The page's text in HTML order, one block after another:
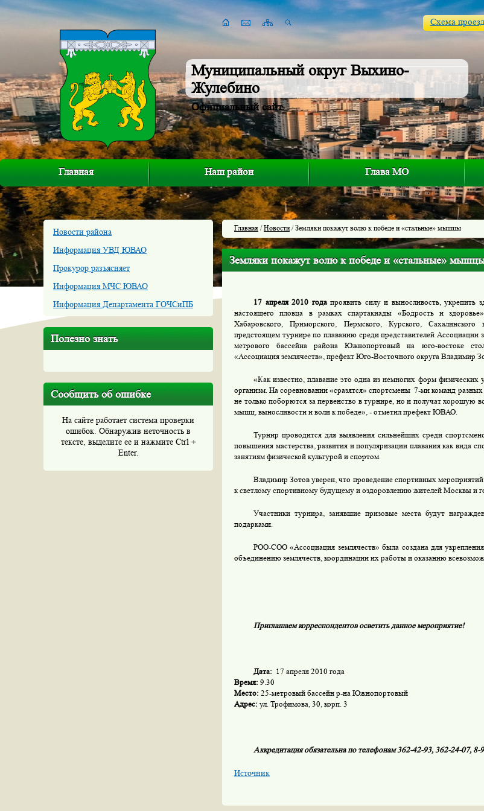
Муниципальный округ Выхино-
Жулебино
Официальный сайт
Схема
Главная Наш район Глава МО
Новости района
Информация УВД ЮВАО
Прокурор разъясняет
Информация МЧС ЮВАО
Информация Департамента ГОЧСиПБ
Полезно знать
Сообщить об ошибке
На сайте работает система проверки
ошибок. Обнаружив неточность в
тексте, выделите ее и нажмите Ctrl +
Enter.
Главная /Новости/ Земляки покажут волю к победе и «стальные» мышцы
Земляки покажут волю к победе и «стальные»
17 апреля 2010 годапроявить силу и выносливость, укрепить
настоящего пловца в рамках спартакиады «Бодрость и
Хабаровского, Приморского, Пермского, Курского,
предстоящем турнире по плаванию среди представителей Ассоциации
метрового бассейнарайона Южнопортовый на юго-востоке
«Ассоциация землячеств», префект Юго-Восточного округа Владимир
«Как известно, плавание это одна из немногих форм физических
организм. На соревновании «сразятся» спортсмены 7-ми команд разных
не только поборются за первенство в турнире, но и получат хорошую
мышц, выносливости и воли к победе», - отметил префект ЮВАО.
Турнир проводится для выявления сильнейших среди
повышения мастерства, развития и популяризации плавания как вида
занятиям физической культурой и спортом.
Владимир Зотов уверен, что проведение спортивных мероприятий
к светлому спортивному будущему и оздоровлению жителей Москвы и
Участники турнира, занявшие призовые места будут
подарками.
РОО-СОО «Ассоциация землячеств» была создана для укрепления
объединению землячеств, координации их работы и оказанию
Приглашаем корреспондентов осветить данное мероприятие!
Дата: 17 апреля 2010 года
Время: 9.30
Место: 25-метровый бассейн р-на Южнопортовый
Адрес: ул. Трофимова, 30, корп. 3
Аккредитация обязательна по телефонам 362-42-93, 362-24-07,
Источник